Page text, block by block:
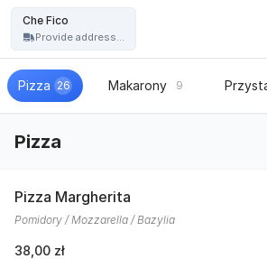
Che Fico
Provide address...
Pizza 26 Makarony 9
Pizza
Pizza Margherita
Pomidory / Mozzarella / Bazylia
38,00 zł